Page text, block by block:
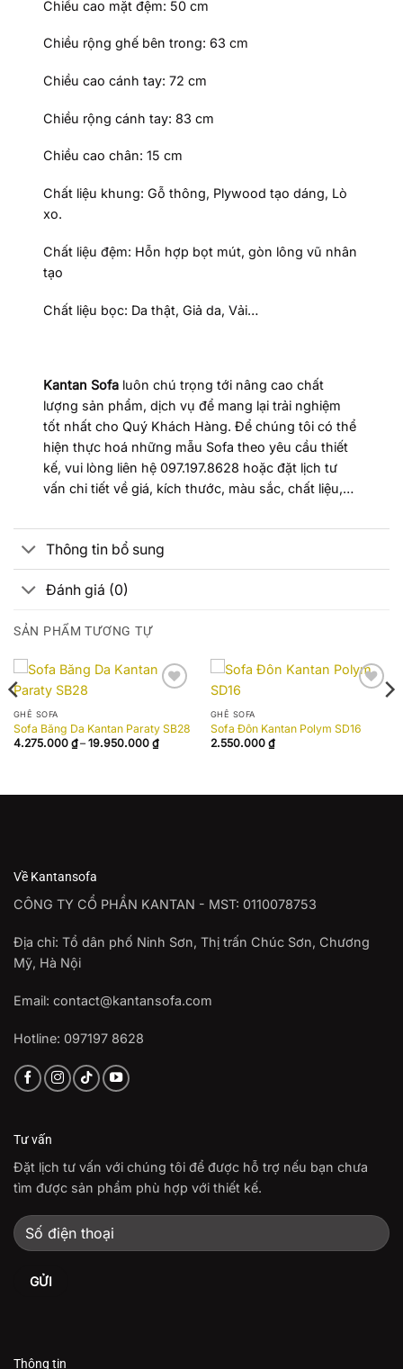
Chiều cao mặt đệm: 50 cm
Chiều rộng ghế bên trong: 63 cm
Chiều cao cánh tay: 72 cm
Chiều rộng cánh tay: 83 cm
Chiều cao chân: 15 cm
Chất liệu khung: Gỗ thông, Plywood tạo dáng, Lò
xo.
Chất liệu đệm: Hỗn hợp bọt mút, gòn lông vũ nhân
tạo
Chất liệu bọc: Da thật, Giả da, Vải…
Kantan Sofa luôn chú trọng tới nâng cao chất
lượng sản phẩm, dịch vụ để mang lại trải nghiệm
tốt nhất cho Quý Khách Hàng. Để chúng tôi có thể
hiện thực hoá những mẫu Sofa theo yêu cầu thiết
kế, vui lòng liên hệ 097.197.8628 hoặc đặt lịch tư
vấn chi tiết về giá, kích thước, màu sắc, chất liệu,…
Thông tin bổ sung
Đánh giá (0)
SẢN PHẨM TƯƠNG TỰ
GHẾ SOFA
Sofa Băng Da Kantan Paraty SB28
4.275.000 ₫ – 19.950.000 ₫Khoảng
giá:
19.950.000 ₫
GHẾ SOFA
Sofa Đôn Kantan Polym SD16
2.550.000 ₫
Về Kantansofa
CÔNG TY CỔ PHẦN KANTAN - MST: 0110078753
Địa chỉ: Tổ dân phố Ninh Sơn, Thị trấn Chúc Sơn, Chương
Mỹ, Hà Nội
Email: contact@kantansofa.com
Hotline: 097197 8628
Thông tin
Tư vấn
Đặt lịch tư vấn với chúng tôi để được hỗ trợ nếu bạn chưa
tìm được sản phẩm phù hợp với thiết kế.